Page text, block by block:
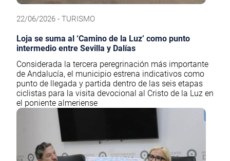
22/06/2026 - TURISMO
Loja se suma al ‘Camino de la Luz’ como punto
intermedio entre Sevilla y Dalías
Considerada la tercera peregrinación más importante
de Andalucía, el municipio estrena indicativos como
punto de llegada y partida dentro de las seis etapas
ciclistas para la visita devocional al Cristo de la Luz en
el poniente almeriense